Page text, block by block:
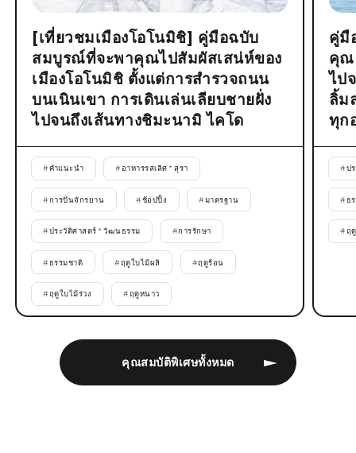
คุณสมบัติพิเศษทั้งหมด
[เที่ยวชมเมืองโอโนมิชิ] คู่มือฉบับ
สมบูรณ์ที่จะพาคุณไปสัมผัสเสน่ห์ของ
เมืองโอโนมิชิ ตั้งแต่การสำรวจถนน
บนเนินเขา การเดินเล่นเลียบชายฝั่ง
ไปจนถึงเส้นทางชิมะนามิ ไคโด
#คำแนะนำ # อาหารรสเลิศ * สุรา
#การปั่นจักรยาน #ช้อปปิ้ง #มาตรฐาน
#ประวัติศาสตร์ * วัฒนธรรม #การรักษา
#ธรรมชาติ #ฤดูใบไม้ผลิ #ฤดูร้อน
#ฤดูใบไม้ร่วง #ฤดูหนาว
คู่มื
คุณ
ไป
ลิ้ม
ทุก
#ป
#ธ
#ฤ